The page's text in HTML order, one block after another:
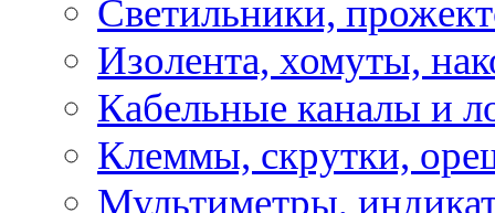
Светильники,
Изолента, хомуты,
Кабельные каналы и
Клеммы, скрутки,
Мультиметры,